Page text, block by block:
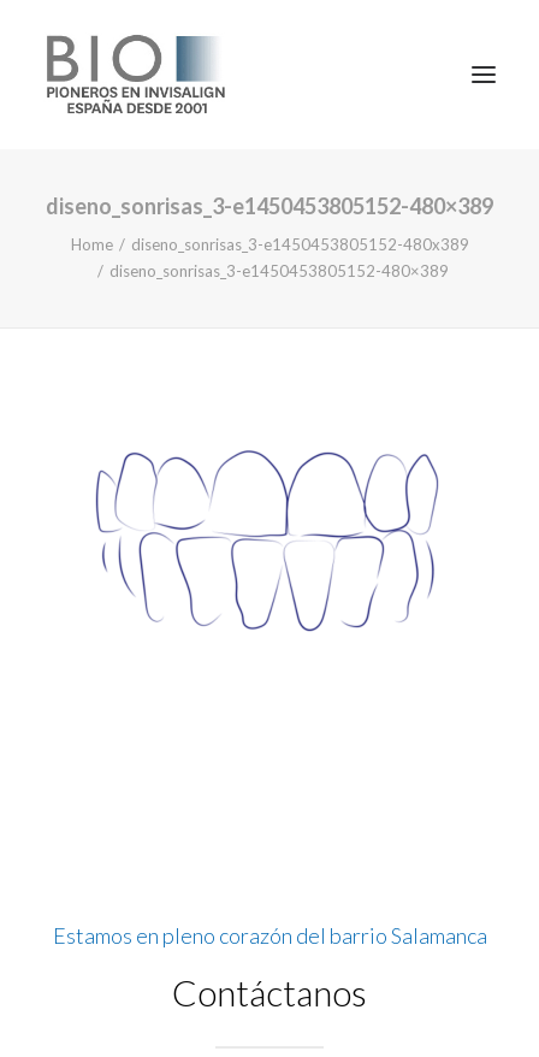
TRATAMIENTOS
DOCTORES
1ª CONSULTA GRATIS
91 781 27 00
diseno_sonrisas_3-e1450453805152-480×389
Home
diseno_sonrisas_3-e1450453805152-480x389
diseno_sonrisas_3-e1450453805152-480×389
Estamos en pleno corazón del barrio Salamanca
Contáctanos